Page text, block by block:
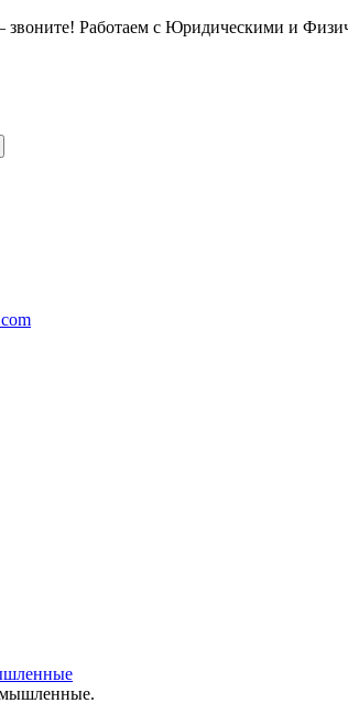
звоните! Работаем с Юридическими и